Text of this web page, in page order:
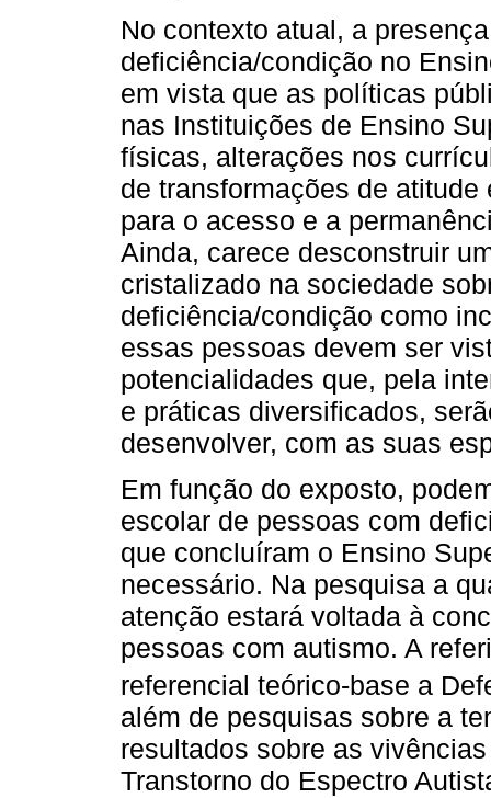
No contexto atual, a
deficiência/condição no
em vista que as políticas
nas Instituições de Ensino
físicas, alterações nos
de transformações de
para o acesso e a
Ainda, carece desconstruir
cristalizado na sociedade
deficiência/condição como
essas pessoas devem ser
potencialidades que, pela
e práticas diversificados,
desenvolver, com as suas
Em função do exposto,
escolar de pessoas com
que concluíram o Ensino
necessário. Na pesquisa a
atenção estará voltada à
pessoas com autismo. A
referencial teórico-base a
além de pesquisas sobre a
resultados sobre as
Transtorno do Espectro